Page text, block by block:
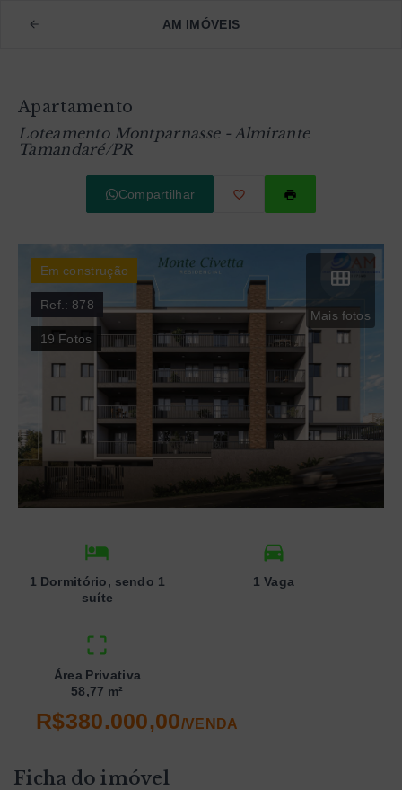
AM IMÓVEIS
Apartamento
Loteamento Montparnasse - Almirante
Tamandaré/PR
Compartilhar
Mais fotos
Em construção
Ref.: 878
19 Fotos
1 Dormitório, sendo 1
suíte
1 Vaga
Área Privativa
58,77 m²
R$380.000,00/VENDA
Ficha do imóvel